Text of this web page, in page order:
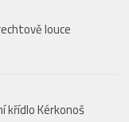
louce
křídlo Kérkonoš